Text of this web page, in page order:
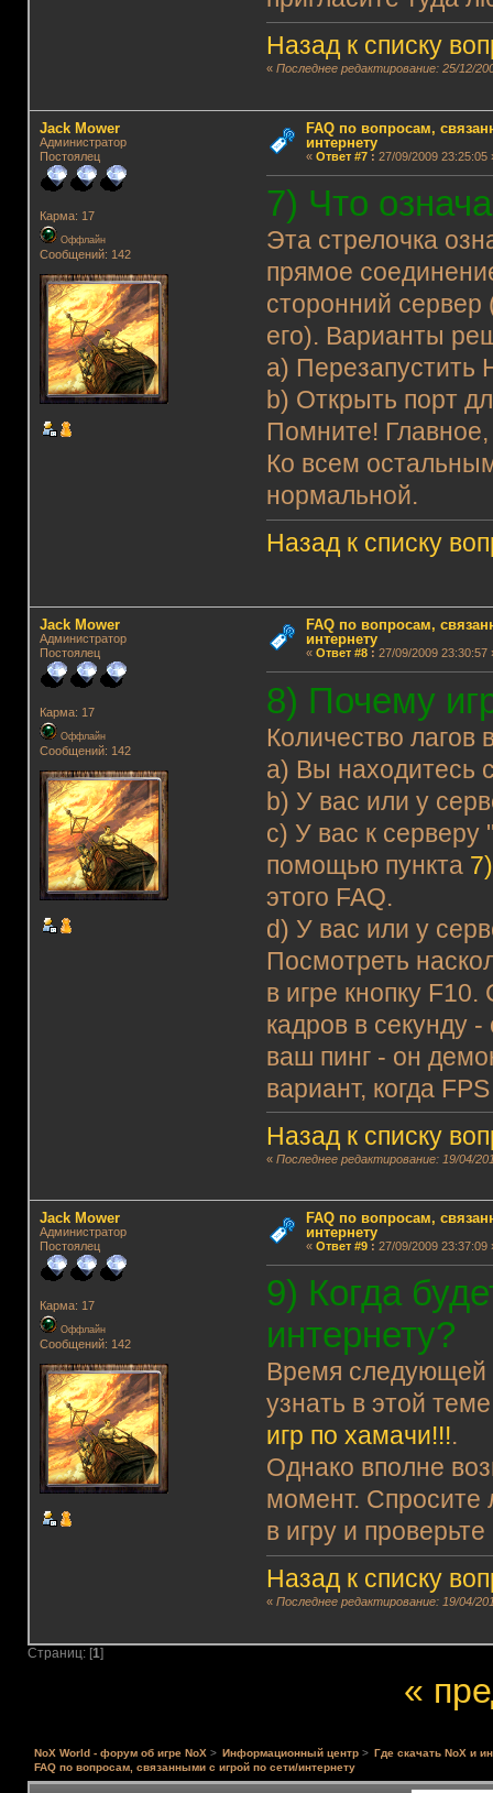
Назад к списку
«Последнее редактирование: 25/12/
Jack Mower
Администратор
Постоялец
Карма: 17
Оффлайн
Сообщений: 142
FAQ по вопросам,
интернету
« Ответ #7: 27/09/2009 23:25:05
7) Что
Эта стрелочка
прямое
сторонний сервер
его). Варианты
а) Перезапустить
b) Открыть порт
Помните!
Ко всем
нормальной.
Назад к списку
Jack Mower
Администратор
Постоялец
Карма: 17
Оффлайн
Сообщений: 142
FAQ по вопросам,
интернету
« Ответ #8: 27/09/2009 23:30:57
8) Почему
Количество лагов
a) Вы находитесь
b) У вас или у
c) У вас к серверу
помощью пункта 7)
этого FAQ.
d) У вас или у
Посмотреть
в игре кнопку
кадров в секунду
ваш пинг - он
вариант, когда
Назад к списку
«Последнее редактирование: 19/04/
Jack Mower
Администратор
Постоялец
Карма: 17
Оффлайн
Сообщений: 142
FAQ по вопросам,
интернету
« Ответ #9: 27/09/2009 23:37:09
9) Когда
интернету?
Время следующей
узнать в этой
игр по хамачи!!!.
Однако вполне
момент. Спросите
в игру и
Назад к списку
«Последнее редактирование: 19/04/
Страниц: [1]
«
NoX World - форум об игре NoX > Информационный центр > Где скачать NoX и
FAQ по вопросам, связанными с игрой по сети/интернету